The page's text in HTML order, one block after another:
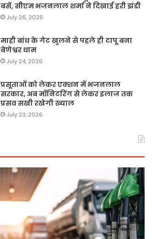
बसें, सीएम भजनलाल शर्मा ने दिखाई हरी झंडी
July 26, 2026
माही बांध के गेट खुलने से पहले ही टापू बना
बेणेश्वर धाम
July 24, 2026
प्रसूताओं को लेकर एक्शन में भजनलाल
सरकार, अब मॉनिटरिंग से लेकर इलाज तक
प्रसव सखी रखेगी ख्याल
July 23, 2026